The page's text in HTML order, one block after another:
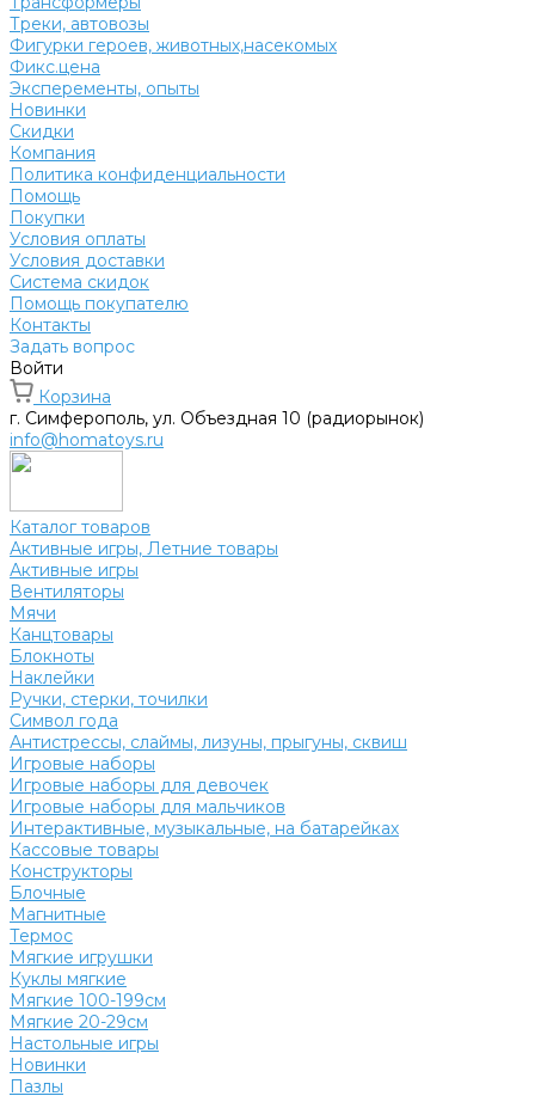
Треки, автовозы
Фигурки героев, животных,насекомых
Фикс.цена
Эксперементы, опыты
Новинки
Скидки
Компания
Политика конфиденциальности
Помощь
Покупки
Условия оплаты
Условия доставки
Система скидок
Помощь покупателю
Контакты
Задать вопрос
Войти
Корзина
г. Симферополь, ул. Объездная 10 (радиорынок)
info@homatoys.ru
Каталог товаров
Активные игры, Летние товары
Активные игры
Вентиляторы
Мячи
Канцтовары
Блокноты
Наклейки
Ручки, стерки, точилки
Символ года
Антистрессы, слаймы, лизуны, прыгуны, сквиш
Игровые наборы
Игровые наборы для девочек
Игровые наборы для мальчиков
Интерактивные, музыкальные, на батарейках
Кассовые товары
Конструкторы
Блочные
Магнитные
Термос
Мягкие игрушки
Куклы мягкие
Мягкие 100-199см
Мягкие 20-29см
Настольные игры
Новинки
Пазлы